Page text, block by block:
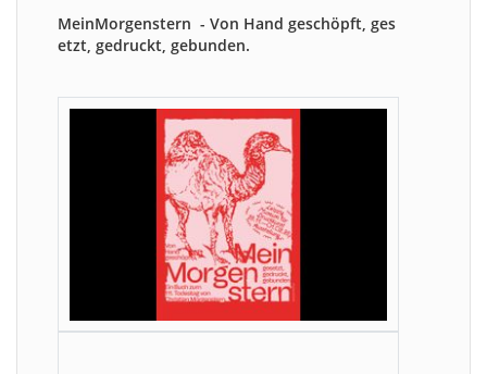
MeinMorgenstern - Von Hand geschöpft, ges
etzt, gedruckt, gebunden.